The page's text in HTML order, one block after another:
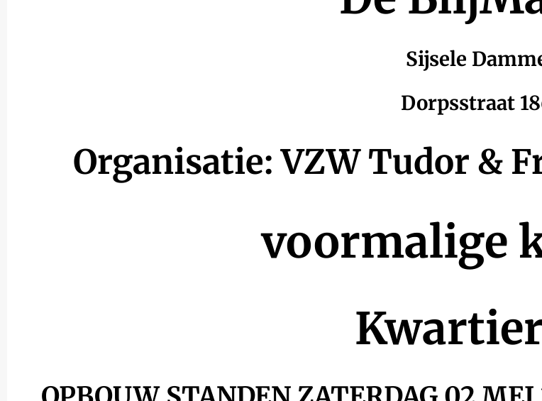
Sijsele
Dorpsstraat
Organisatie: VZW Tudor &
voormalige